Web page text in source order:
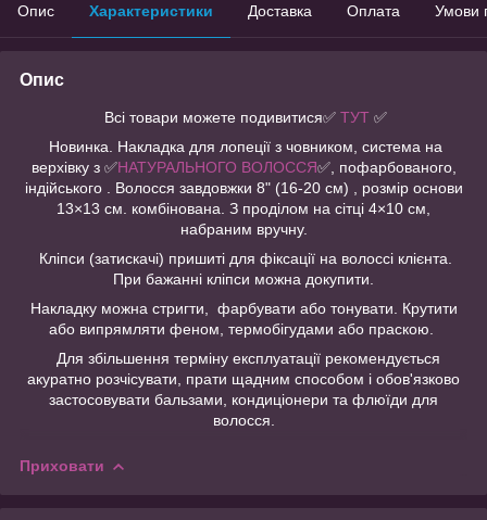
Опис Характеристики Доставка Оплата Умови
Опис
Всі товари можете подивитися✅ ТУТ ✅
Новинка. Накладка для лопеції з човником, система на
верхівку з ✅НАТУРАЛЬНОГО ВОЛОССЯ✅, пофарбованого,
індійського . Волосся завдовжки 8" (16-20 см) , розмір основи
13×13 см. комбінована. З проділом на сітці 4×10 см,
набраним вручну.
Кліпси (затискачі) пришиті для фіксації на волоссі клієнта.
При бажанні кліпси можна докупити.
Накладку можна стригти, фарбувати або тонувати. Крутити
або випрямляти феном, термобігудами або праскою.
Для збільшення терміну експлуатації рекомендується
акуратно розчісувати, прати щадним способом і обов'язково
застосовувати бальзами, кондиціонери та флюїди для
волосся.
Приховати